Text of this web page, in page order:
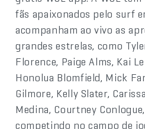
fãs apaixonados pelo surf
acompanham ao vivo as
grandes estrelas, como
Florence, Paige Alms, Kai
Honolua Blomfield, Mick
Gilmore, Kelly Slater,
Medina, Courtney
competindo no campo de